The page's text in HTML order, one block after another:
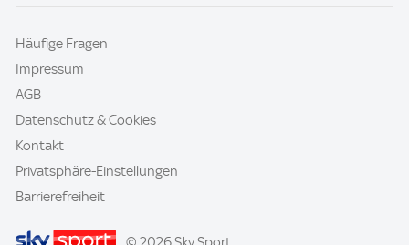
Häufige Fragen
Impressum
AGB
Datenschutz & Cookies
Kontakt
Privatsphäre-Einstellungen
Barrierefreiheit
© 2026 Sky Sport